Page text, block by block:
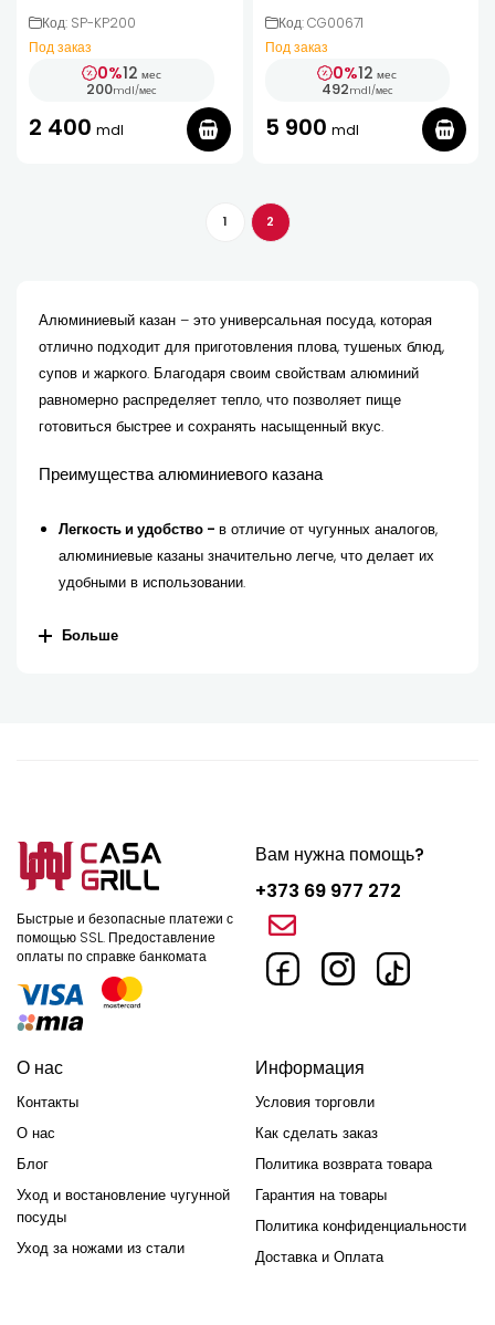
Код: SP-KP200
Под заказ
0%12 мес
200mdl/мес
2 400 mdl
Код: CG00671
Под заказ
0%12 мес
492mdl/мес
5 900 mdl
1 2
Алюминиевый казан – это универсальная посуда, которая
отлично подходит для приготовления плова, тушеных блюд,
супов и жаркого. Благодаря своим свойствам алюминий
равномерно распределяет тепло, что позволяет пище
готовиться быстрее и сохранять насыщенный вкус.
Преимущества алюминиевого казана
Легкость и удобство -в отличие от чугунных аналогов,
алюминиевые казаны значительно легче, что делает их
удобными в использовании.
Равномерный нагрев -
Где купить алюминиевый казан в Кишиневе?
Если вы хотитекупить алюминиевый казан
нас представлен широкий ассортимент моделей разного
объема и формы. Вы можете выбрать классические варианты
для домашнего использования или походные модели,
идеально подходящие для пикников и выездов на природу.
Мы предлагаем:
Высокое качество материалов
Доступные цены
Быструю доставку по Кишиневу и всей Молдове
Больше
Быстрые и безопасные платежи с
помощью SSL. Предоставление
оплаты по справке банкомата
Вам нужна помощь?
+373 69 977 272
О нас
Контакты
О нас
Блог
Уход и востановление чугунной
посуды
Уход за ножами из стали
Информация
Условия торговли
Как сделать заказ
Политика возврата товара
Гарантия на товары
Политика конфиденциальности
Доставка и Оплата